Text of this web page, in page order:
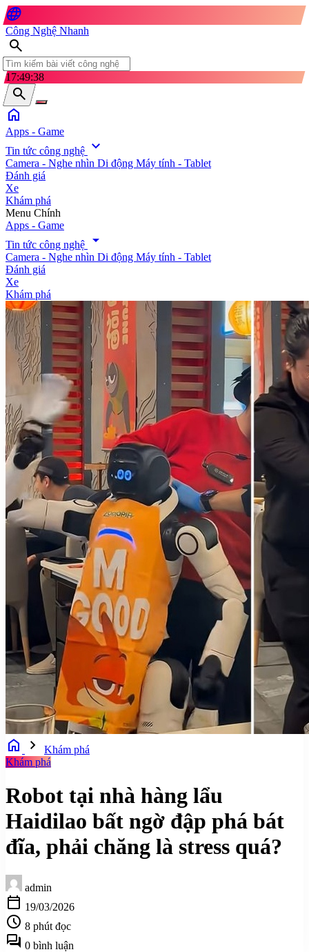
language
Công Nghệ Nhanh
search
17:49:40
search
home
Apps - Game
Tin tức công nghệ expand_more
Camera - Nghe nhìn Di động Máy tính - Tablet
Đánh giá
Xe
Khám phá
search
Menu Chính
Apps - Game
Tin tức công nghệ
arrow_drop_down
Camera - Nghe nhìn Di động Máy tính - Tablet
Đánh giá
Xe
Khám phá
home chevron_right
Khám phá
Khám phá
Robot tại nhà hàng lẩu
Haidilao bất ngờ đập phá bát
đĩa, phải chăng là stress quá?
admin
calendar_today 19/03/2026
schedule 8 phút đọc
forum 0 bình luận